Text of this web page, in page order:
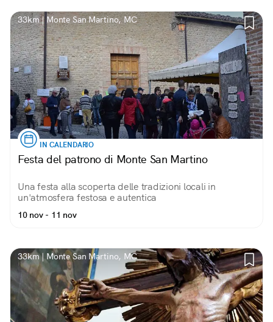
33km | Monte San Martino, MC
IN CALENDARIO
Festa del patrono di Monte San Martino
Una festa alla scoperta delle tradizioni locali in
un'atmosfera festosa e autentica
10 nov - 11 nov
33km | Monte San Martino, MC